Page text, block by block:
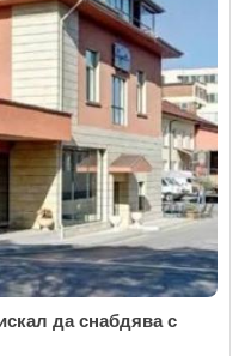
да снабдява с